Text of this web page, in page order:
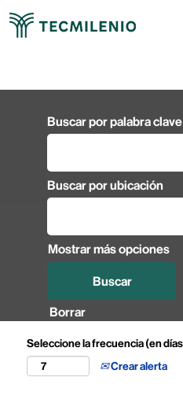
Buscar por palabra clave
Buscar por ubicación
Mostrar más opciones
Borrar
Seleccione la frecuencia (en
Crear alerta